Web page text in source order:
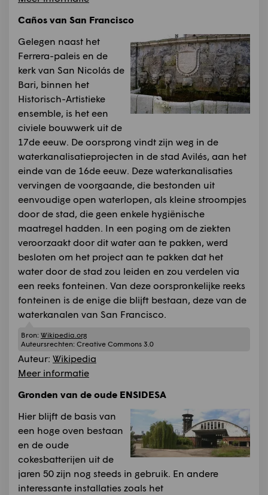
Caños van San Francisco
Gelegen naast het
Ferrera-paleis en de
kerk van San Nicolás de
Bari, binnen het
Historisch-Artistieke
ensemble, is het een
civiele bouwwerk uit de
17de eeuw. De oorsprong vindt zijn weg in de
waterkanalisatieprojecten in de stad Avilés, aan het
einde van de 16de eeuw. Deze waterkanalisaties
vervingen de voorgaande, die bestonden uit
eenvoudige open waterlopen, als kleine stroompjes
door de stad, die geen enkele hygiënische
maatregel hadden. In een poging om de ziekten
veroorzaakt door dit water aan te pakken, werd
besloten om het project aan te pakken dat het
water door de stad zou leiden en zou verdelen via
een reeks fonteinen. Van deze oorspronkelijke reeks
fonteinen is de enige die blijft bestaan, deze van de
waterkanalen van San Francisco.
Bron: Wikipedia.org
Auteursrechten: Creative Commons 3.0
Auteur: Wikipedia
Meer informatie
Gronden van de oude ENSIDESA
Hier blijft de basis van
een hoge oven bestaan
en de oude
cokesbatterijen uit de
jaren 50 zijn nog steeds in gebruik. En andere
interessante installaties zoals het